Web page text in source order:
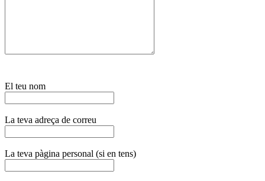
El teu nom
La teva adreça de correu
La teva pàgina personal (si en tens)